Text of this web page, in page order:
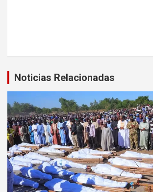
Noticias Relacionadas